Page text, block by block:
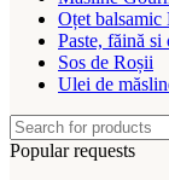
Oțet balsamic
Paste, făină si
Sos de Roșii
Ulei de
Popular requests